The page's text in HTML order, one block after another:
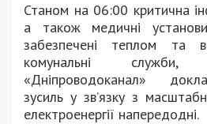
Станом на 06:00 критична
а також медичні
забезпечені теплом та
комунальні
«Дніпроводоканал»
зусиль у зв’язку з
електроенергії напередодні.